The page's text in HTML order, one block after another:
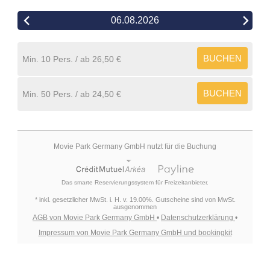
06.08.2026
Min. 10 Pers. 26,50 € BUCHEN
Min. 50 Pers. 24,50 € BUCHEN
Movie Park Germany GmbH nutzt für die Buchung
Das smarte Reservierungssystem für Freizeitanbieter.
* inkl. gesetzlicher MwSt. i. H. v. 19.00%. Gutscheine sind von MwSt.
ausgenommen
AGB von Movie Park Germany GmbH • Datenschutzerklärung •
Impressum von Movie Park Germany GmbH und bookingkit